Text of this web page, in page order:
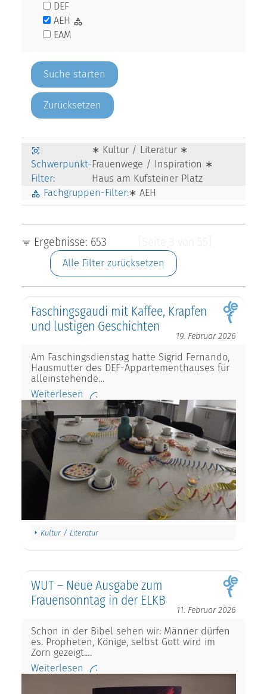
DEF
AEH
EAM
Zurücksetzen
Schwerpunkt-
Filter:
∗ Kultur / Literatur ∗
Frauenwege / Inspiration ∗
Haus am Kufsteiner Platz
Fachgruppen-Filter:∗ AEH
Ergebnisse: 653
Alle Filter zurücksetzen
Faschingsgaudi mit Kaffee, Krapfen
und lustigen Geschichten
19. Februar 2026
Am Faschingsdienstag hatte Sigrid Fernando,
Hausmutter des DEF-Appartementhauses für
alleinstehende…
Weiterlesen
Kultur / Literatur
WUT – Neue Ausgabe zum
Frauensonntag in der ELKB
11. Februar 2026
Schon in der Bibel sehen wir: Männer dürfen
es. Propheten, Könige, selbst Gott wird im
Zorn gezeigt.…
Weiterlesen